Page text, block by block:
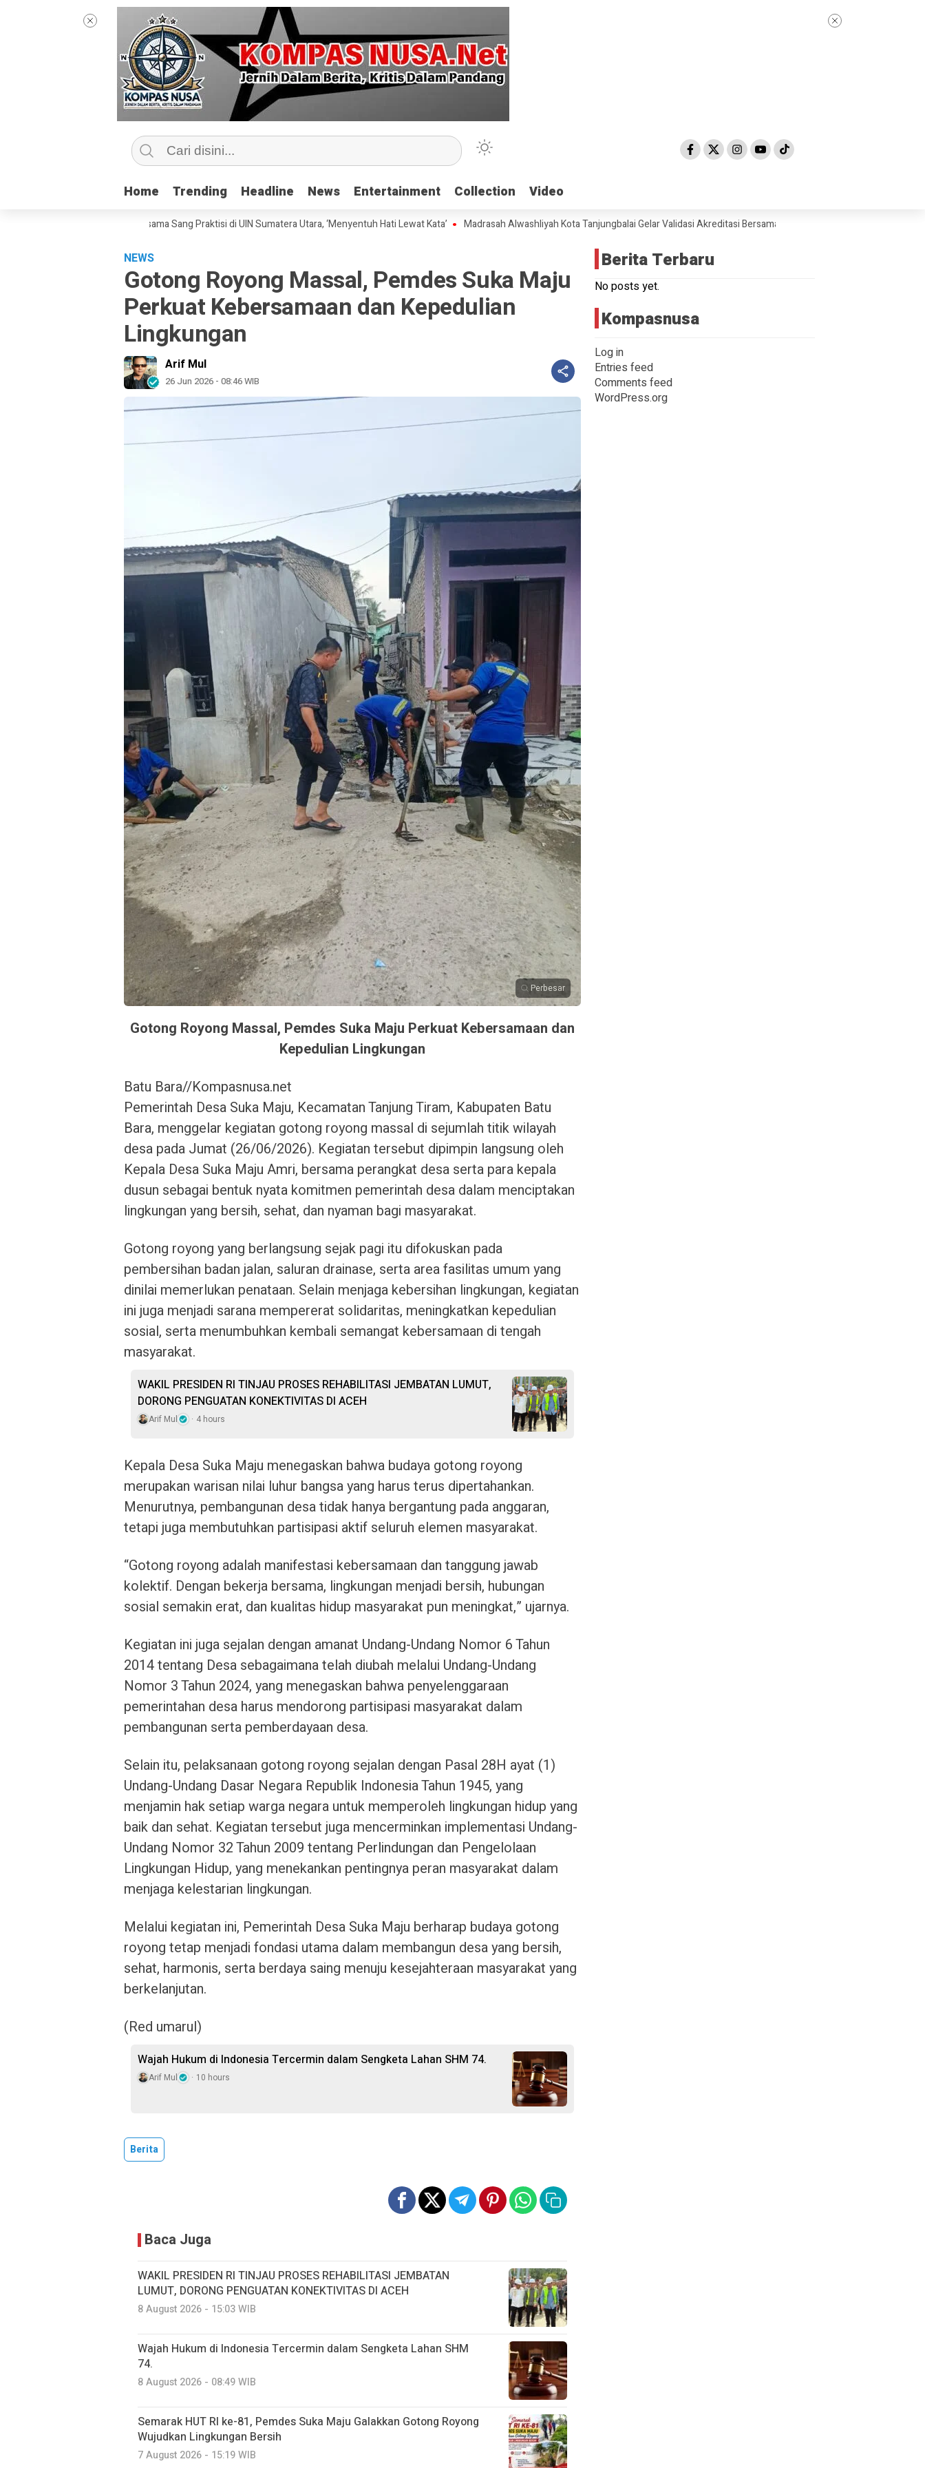
Home Trending Headline News Entertainment Collection Video
Home Trending Headline News Entertainment Collection Video
Kelas Jurnalisme Bersama Sang Praktisi di UIN Sumatera Utara, ‘Menyentuh Hati Lewat Kata’ Madrasah Alwashliyah Kota Tanjungbalai Gelar Validasi Akreditasi Bersama Tim Asesor BAN-PDM Tahun 2026
NEWS
Gotong Royong Massal, Pemdes Suka Maju
Perkuat Kebersamaan dan Kepedulian
Lingkungan
Arif Mul
26 Jun 2026 - 08:46 WIB
Perbesar
Gotong Royong Massal, Pemdes Suka Maju Perkuat Kebersamaan dan
Kepedulian Lingkungan
Batu Bara//Kompasnusa.net
Pemerintah Desa Suka Maju, Kecamatan Tanjung Tiram, Kabupaten Batu
Bara, menggelar kegiatan gotong royong massal di sejumlah titik wilayah
desa pada Jumat (26/06/2026). Kegiatan tersebut dipimpin langsung oleh
Kepala Desa Suka Maju Amri, bersama perangkat desa serta para kepala
dusun sebagai bentuk nyata komitmen pemerintah desa dalam menciptakan
lingkungan yang bersih, sehat, dan nyaman bagi masyarakat.
Gotong royong yang berlangsung sejak pagi itu difokuskan pada
pembersihan badan jalan, saluran drainase, serta area fasilitas umum yang
dinilai memerlukan penataan. Selain menjaga kebersihan lingkungan, kegiatan
ini juga menjadi sarana mempererat solidaritas, meningkatkan kepedulian
sosial, serta menumbuhkan kembali semangat kebersamaan di tengah
masyarakat.
WAKIL PRESIDEN RI TINJAU PROSES REHABILITASI JEMBATAN LUMUT,
DORONG PENGUATAN KONEKTIVITAS DI ACEH
Arif Mul 4 hours
Kepala Desa Suka Maju menegaskan bahwa budaya gotong royong
merupakan warisan nilai luhur bangsa yang harus terus dipertahankan.
Menurutnya, pembangunan desa tidak hanya bergantung pada anggaran,
tetapi juga membutuhkan partisipasi aktif seluruh elemen masyarakat.
“Gotong royong adalah manifestasi kebersamaan dan tanggung jawab
kolektif. Dengan bekerja bersama, lingkungan menjadi bersih, hubungan
sosial semakin erat, dan kualitas hidup masyarakat pun meningkat,” ujarnya.
Kegiatan ini juga sejalan dengan amanat Undang-Undang Nomor 6 Tahun
2014 tentang Desa sebagaimana telah diubah melalui Undang-Undang
Nomor 3 Tahun 2024, yang menegaskan bahwa penyelenggaraan
pemerintahan desa harus mendorong partisipasi masyarakat dalam
pembangunan serta pemberdayaan desa.
Selain itu, pelaksanaan gotong royong sejalan dengan Pasal 28H ayat (1)
Undang-Undang Dasar Negara Republik Indonesia Tahun 1945, yang
menjamin hak setiap warga negara untuk memperoleh lingkungan hidup yang
baik dan sehat. Kegiatan tersebut juga mencerminkan implementasi Undang-
Undang Nomor 32 Tahun 2009 tentang Perlindungan dan Pengelolaan
Lingkungan Hidup, yang menekankan pentingnya peran masyarakat dalam
menjaga kelestarian lingkungan.
Melalui kegiatan ini, Pemerintah Desa Suka Maju berharap budaya gotong
royong tetap menjadi fondasi utama dalam membangun desa yang bersih,
sehat, harmonis, serta berdaya saing menuju kesejahteraan masyarakat yang
berkelanjutan.
(Red umarul)
Wajah Hukum di Indonesia Tercermin dalam Sengketa Lahan SHM 74.
Arif Mul 10 hours
Berita
Baca Juga
WAKIL PRESIDEN RI TINJAU PROSES REHABILITASI JEMBATAN
LUMUT, DORONG PENGUATAN KONEKTIVITAS DI ACEH
8 August 2026 - 15:03 WIB
Wajah Hukum di Indonesia Tercermin dalam Sengketa Lahan SHM
74.
8 August 2026 - 08:49 WIB
Semarak HUT RI ke-81, Pemdes Suka Maju Galakkan Gotong Royong
Wujudkan Lingkungan Bersih
7 August 2026 - 15:19 WIB
Berita Terbaru
No posts yet.
Kompasnusa
Log in
Entries feed
Comments feed
WordPress.org